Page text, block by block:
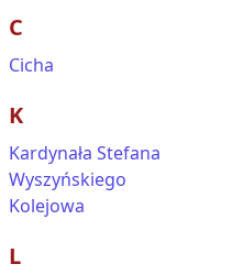
C
Cicha
K
Kardynała Stefana
Wyszyńskiego
Kolejowa
L